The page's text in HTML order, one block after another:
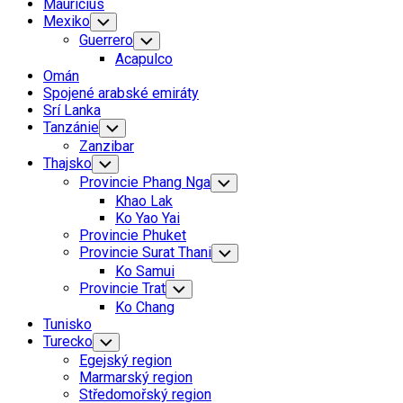
Mauricius
Mexiko Toggle
Child
Menu
Guerrero Toggle
Child
Menu
Acapulco
Omán
Spojené arabské emiráty
Srí Lanka
Tanzánie Toggle
Child
Menu
Zanzibar
Thajsko Toggle
Child
Menu
Provincie Phang Nga Toggle
Child
Khao Lak
Ko Yao Yai
Provincie Phuket
Provincie Surat Thani Toggle
Child
Ko Samui
Provincie Trat Toggle
Child
Menu
Ko Chang
Tunisko
Turecko Toggle
Child
Menu
Egejský region
Marmarský region
Středomořský region